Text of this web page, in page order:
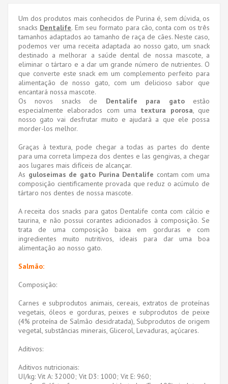
Um dos produtos mais conhecidos de Purina é, sem dúvida, os
snacks Dentalife. Em seu formato para cão, conta com os três
tamanhos adaptados ao tamanho de raça de cães. Neste caso,
podemos ver uma receita adaptada ao nosso gato, um snack
destinado a melhorar a saúde dental de nossa mascote, a
eliminar o tártaro e a dar um grande número de nutrientes. O
que converte este snack em um complemento perfeito para
alimentação de nosso gato, com um delicioso sabor que
encantará nossa mascote.
Os novos snacks de Dentalife para gatoestão
especialmente elaborados com uma textura porosa, que
nosso gato vai desfrutar muito e ajudará a que ele possa
morder-los melhor.
Graças à textura, pode chegar a todas as partes do dente
para uma correta limpeza dos dentes e las gengivas, a chegar
aos lugares mais difíceis de alcançar.
As guloseimas de gato Purina Dentalife contam com uma
composição cientificamente provada que reduz o acúmulo de
tártaro nos dentes de nossa mascote.
A receita dos snacks para gatos Dentalife conta com cálcio e
taurina, e não possui corantes adicionados à composição. Se
trata de uma composição baixa em gorduras e com
ingredientes muito nutritivos, ideais para dar uma boa
alimentação ao nosso gato.
Salmão:
Composição:
Carnes e subprodutos animais, cereais, extratos de proteínas
vegetais, óleos e gorduras, peixes e subprodutos de peixe
(4% proteína de Salmão desidratada), Subprodutos de origem
vegetal, substâncias minerais, Glicerol, Levaduras, açúcares.
Aditivos:
Aditivos nutricionais:
UI/kg: Vit A: 32000; Vit D3: 1000; Vit E: 960;